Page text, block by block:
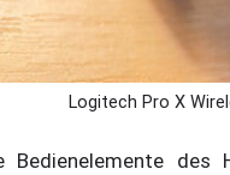
Logitech Pro X
Bedienelemente des